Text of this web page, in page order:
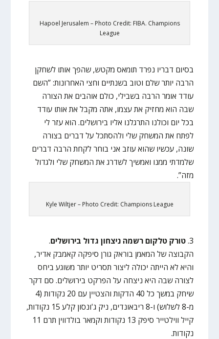
Hapoel Jerusalem – Photo Credit: FIBA. Champions
League
בסיום דבריו נפרד תומאס מקטש, שהפך אותו לשחקן
הרבה יותר שלם וטוב בשנתיים וחצי האחרונות: ”השם
עודד אומר הרבה בשבילי, כולם אוהבים את הצורה
שבה הוא מחזיק את עצמו, אתה מקבל את אותו עודד
בכל יום וכולנו התרגלנו אליו בירושלים. הוא עזר לי
לפתח את המשחק שלי ולהסתכל על דברים בצורה
שונה, עכשיו שהוא עוזב אני בוחר לקחת הרבה דברים
שלמדתי ממנו ואמשיך לשדרג את המשחק שלי ולגדול
מזה”.
Kyle Wiltjer – Photo Credit: Champions League
3. טורק טלקום רשמה ניצחון גדול בירושלים.
הקבוצה של המאמן בוראק גורן סיפקה קאמבק אדיר,
והיא לא הייתה יכולה ליצור תסריט יותר משוגע ביחס
לצורה שבה היא ניצחה על הפרקט בירושלים. סם דקר
שיחק במשך כל 40 הדקות והצטיין עם 20 נקודות (4
מ-8 לשלוש) ו-8 ריבאונדים, ניק ג'ונסון קלע 15 נקודות,
קייל ווילטייר סיפק 13 נקודות וקמאר בולדווין תרם 11
נקודות.